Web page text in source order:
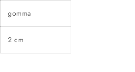
gomma
2 cm